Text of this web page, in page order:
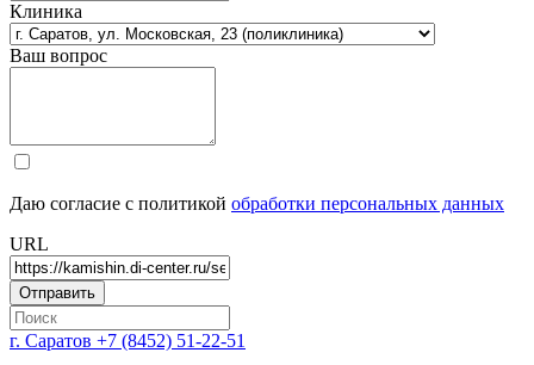
Клиника
Ваш вопрос
Даю согласие с политикой обработки персональных данных
URL
г. Саратов +7 (8452) 51-22-51